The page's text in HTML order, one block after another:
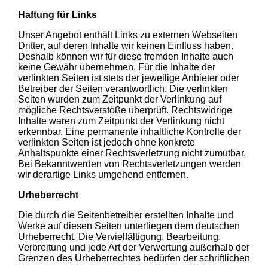
Haftung für Links
Unser Angebot enthält Links zu externen Webseiten
Dritter, auf deren Inhalte wir keinen Einfluss haben.
Deshalb können wir für diese fremden Inhalte auch
keine Gewähr übernehmen. Für die Inhalte der
verlinkten Seiten ist stets der jeweilige Anbieter oder
Betreiber der Seiten verantwortlich. Die verlinkten
Seiten wurden zum Zeitpunkt der Verlinkung auf
mögliche Rechtsverstöße überprüft. Rechtswidrige
Inhalte waren zum Zeitpunkt der Verlinkung nicht
erkennbar. Eine permanente inhaltliche Kontrolle der
verlinkten Seiten ist jedoch ohne konkrete
Anhaltspunkte einer Rechtsverletzung nicht zumutbar.
Bei Bekanntwerden von Rechtsverletzungen werden
wir derartige Links umgehend entfernen.
Urheberrecht
Die durch die Seitenbetreiber erstellten Inhalte und
Werke auf diesen Seiten unterliegen dem deutschen
Urheberrecht. Die Vervielfältigung, Bearbeitung,
Verbreitung und jede Art der Verwertung außerhalb der
Grenzen des Urheberrechtes bedürfen der schriftlichen